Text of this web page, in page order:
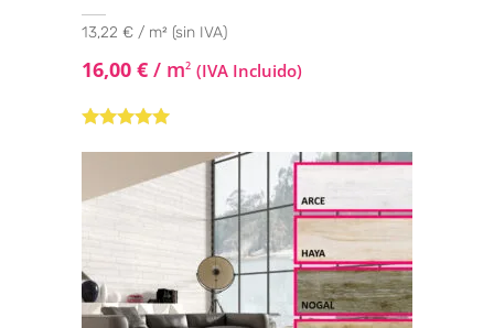
13,22 € / m² (sin IVA)
16,00 € / m2 (IVA Incluido)
5.00de 5